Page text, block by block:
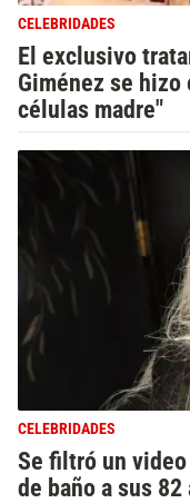
CELEBRIDADES
El exclusivo
Giménez se
células madre"
CELEBRIDADES
Se filtró un video
de baño a sus